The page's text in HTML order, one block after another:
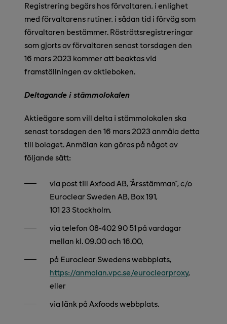
Registrering begärs hos förvaltaren, i enlighet
med förvaltarens rutiner, i sådan tid i förväg som
förvaltaren bestämmer. Rösträttsregistreringar
som gjorts av förvaltaren senast torsdagen den
16 mars 2023 kommer att beaktas vid
framställningen av aktieboken.
Deltagande i stämmolokalen
Aktieägare som vill delta i stämmolokalen ska
senast torsdagen den 16 mars 2023 anmäla detta
till bolaget. Anmälan kan göras på något av
följande sätt:
via post till Axfood AB, ”Årsstämman”, c/o
Euroclear Sweden AB, Box 191,
101 23 Stockholm,
via telefon 08‑402 90 51 på vardagar
mellan kl. 09.00 och 16.00,
på Euroclear Swedens webbplats,
https://anmalan.vpc.se/euroclearproxy,
eller
via länk på Axfoods webbplats.